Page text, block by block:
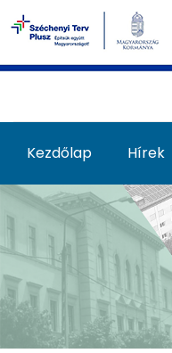
Ugrás a fő tartalomhoz
Kezdőlap Hírek